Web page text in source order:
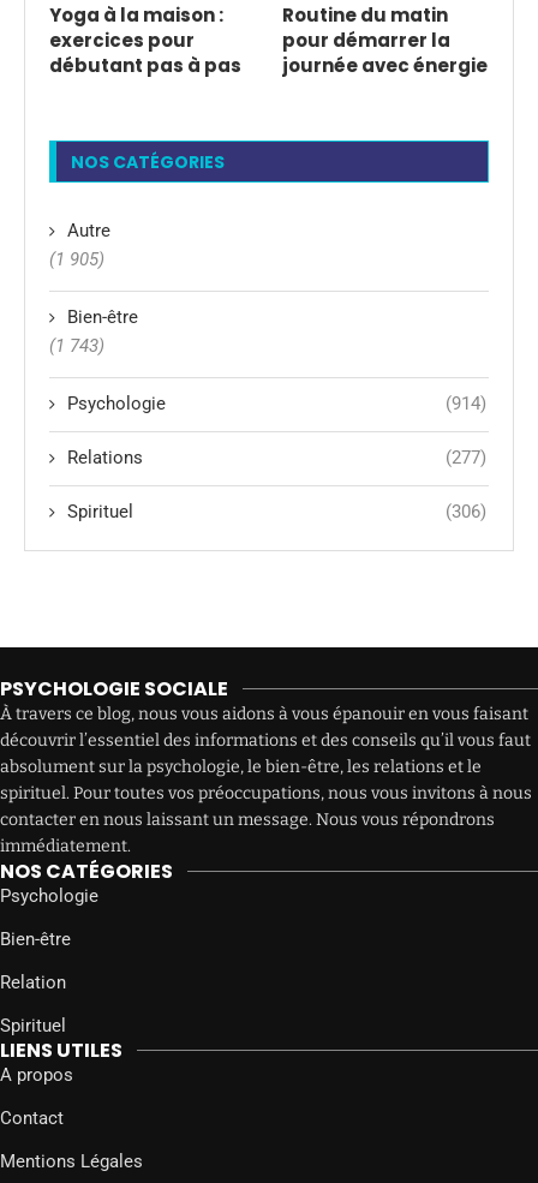
Yoga à la maison :
exercices pour
débutant pas à pas
Routine du matin
pour démarrer la
journée avec énergie
NOS CATÉGORIES
Autre
(1 905)
Bien-être
(1 743)
Psychologie (914)
Relations (277)
Spirituel (306)
PSYCHOLOGIE SOCIALE
À travers ce blog, nous vous aidons à vous épanouir en vous faisant
découvrir l’essentiel des informations et des conseils qu’il vous faut
absolument sur la psychologie, le bien-être, les relations et le
spirituel. Pour toutes vos préoccupations, nous vous invitons à nous
contacter en nous laissant un message. Nous vous répondrons
immédiatement.
NOS CATÉGORIES
Psychologie
Bien-être
Relation
Spirituel
LIENS UTILES
A propos
Contact
Mentions Légales